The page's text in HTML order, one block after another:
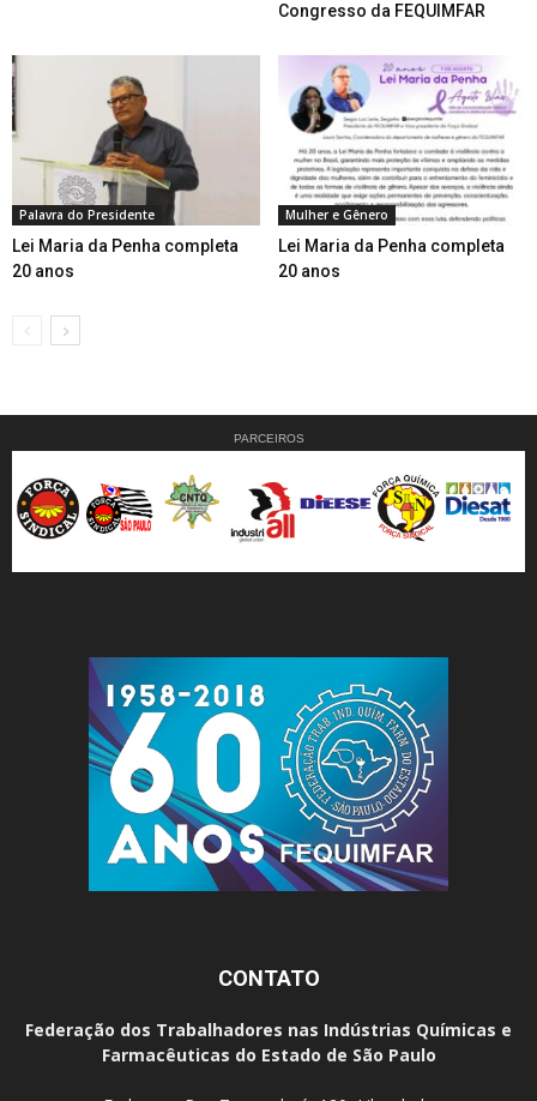
Congresso da FEQUIMFAR
Palavra do Presidente
Lei Maria da Penha completa
20 anos
Mulher e Gênero
Lei Maria da Penha completa
20 anos
PARCEIROS
CONTATO
Federação dos Trabalhadores nas Indústrias Químicas e
Farmacêuticas do Estado de São Paulo